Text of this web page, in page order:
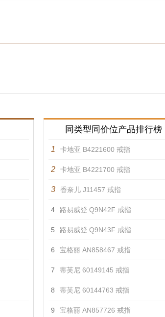
同类型同价位产品排行榜
1 卡地亚 B4221600 戒指
2 卡地亚 B4221700 戒指
3 香奈儿 J11457 戒指
4 路易威登 Q9N42F 戒指
5 路易威登 Q9N43F 戒指
6 宝格丽 AN858467 戒指
7 蒂芙尼 60149145 戒指
8 蒂芙尼 60144763 戒指
9 宝格丽 AN857726 戒指